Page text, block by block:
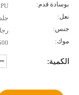
بوسادة قدم:
PU
نعل:
جنس:
موك:
الكمية: